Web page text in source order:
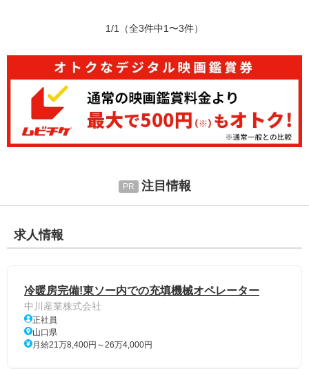
1/1 （全3件中1〜3件）
注目情報
求人情報
冷暖房完備!東ソー内での充填機械オペレーター
中川産業株式会社
正社員
山口県
月給21万8,400円～26万4,000円